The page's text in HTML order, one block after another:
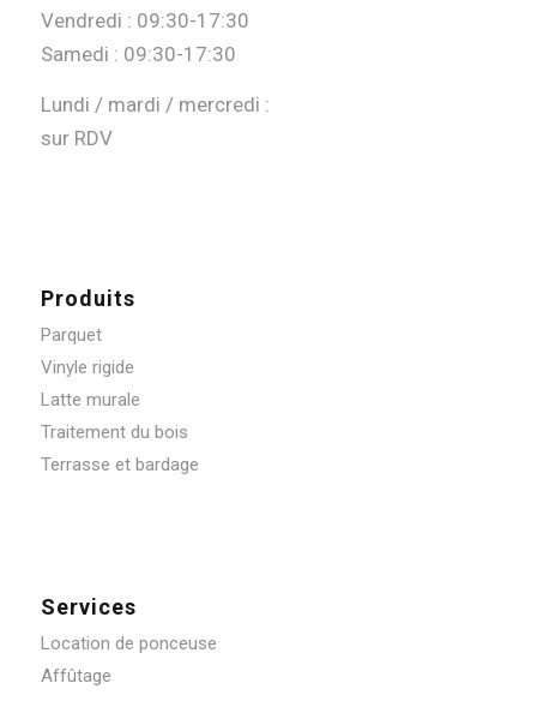
Vendredi : 09:30-17:30
Samedi : 09:30-17:30
Lundi / mardi / mercredi :
sur RDV
Produits
Parquet
Vinyle rigide
Latte murale
Traitement du bois
Terrasse et bardage
Services
Location de ponceuse
Affûtage